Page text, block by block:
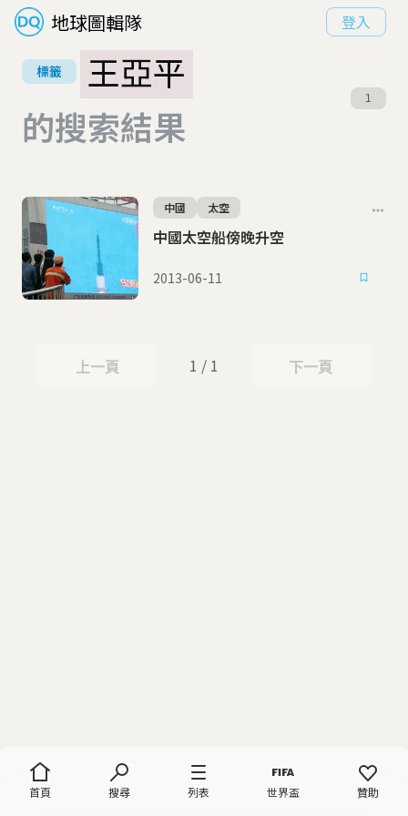
地球圖輯隊 登入
首頁 搜尋 列表 世界盃 贊助
標籤
王亞平
的搜索結果
1
中國太空船傍晚升空
中國 太空
2013-06-11
上一頁
上一頁 1 / 1 下一頁
下一頁